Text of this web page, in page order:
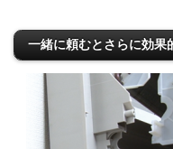
一緒に頼むとさらに効果